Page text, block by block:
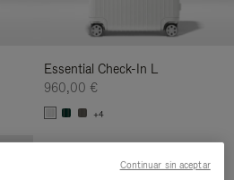
Essential Check-In L
960,00 €
+4
Continuar sin aceptar